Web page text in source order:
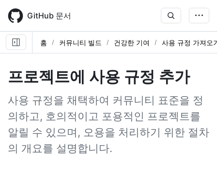
main
content
GitHub 문서
홈 커뮤니티 빌드 건강한 기여 사용 규정 가져오
프로젝트에 사용 규정 추가
사용 규정을 채택하여 커뮤니티 표준을 정
의하고, 호의적이고 포용적인 프로젝트를
알릴 수 있으며, 오용을 처리하기 위한 절차
의 개요를 설명합니다.